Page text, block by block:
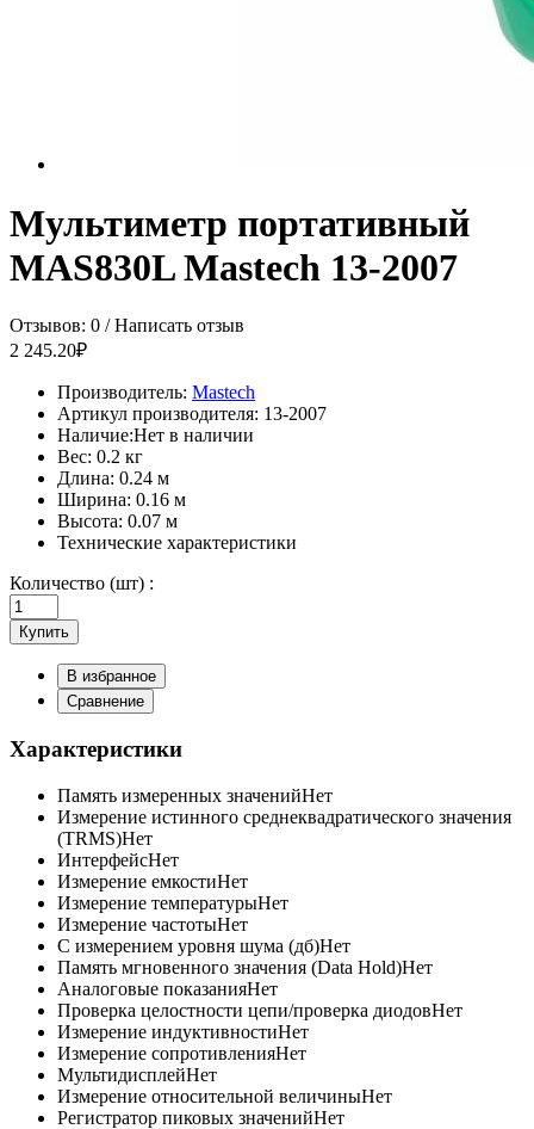
Мультиметр портативный
MAS830L Mastech 13-2007
Отзывов: 0 /Написать отзыв
2 245.20₽
Производитель: Mastech
Артикул производителя: 13-2007
Наличие:Нет в наличии
Вес: 0.2 кг
Длина: 0.24 м
Ширина: 0.16 м
Высота: 0.07 м
Технические характеристики
Количество (шт) :
Купить
В избранное
Сравнение
Характеристики
Память измеренных значенийНет
Измерение истинного среднеквадратического значения
(ТRMS)Нет
ИнтерфейсНет
Измерение емкостиНет
Измерение температурыНет
Измерение частотыНет
С измерением уровня шума (дб)Нет
Память мгновенного значения (Data Hold)Нет
Аналоговые показанияНет
Проверка целостности цепи/проверка диодовНет
Измерение индуктивностиНет
Измерение сопротивленияНет
МультидисплейНет
Измерение относительной величиныНет
Регистратор пиковых значенийНет